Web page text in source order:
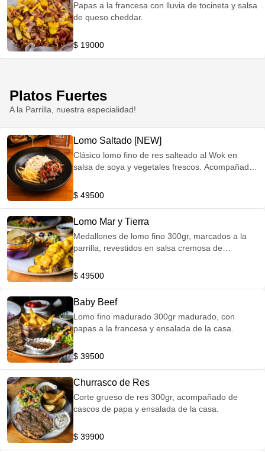
Papas a la francesa con lluvia de tocineta y salsa
de queso cheddar.
$ 19000
Platos Fuertes
A la Parrilla, nuestra especialidad!
Lomo Saltado [NEW]
Clásico lomo fino de res salteado al Wok en
salsa de soya y vegetales frescos. Acompañado
$ 49500
Lomo Mar y Tierra
Medallones de lomo fino 300gr, marcados a la
parrilla, revestidos en salsa cremosa de
cascos de papa y ensalada de la casa.
$ 49500
Baby Beef
Lomo fino madurado 300gr madurado, con
papas a la francesa y ensalada de la casa.
$ 39500
Churrasco de Res
Corte grueso de res 300gr, acompañado de
cascos de papa y ensalada de la casa.
$ 39900